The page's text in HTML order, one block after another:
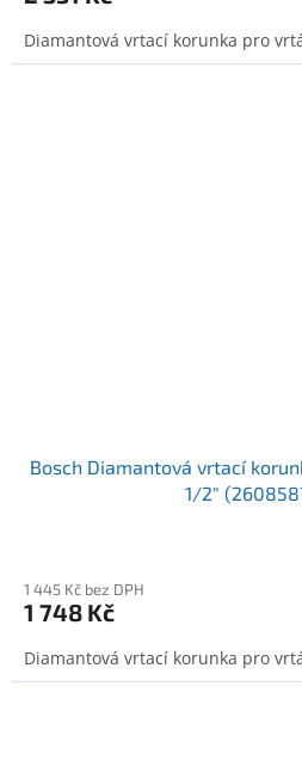
Diamantová vrtací korunka pro
Bosch Diamantová vrtací
1/2"
1 445 Kč bez DPH
1 748 Kč
Diamantová vrtací korunka pro